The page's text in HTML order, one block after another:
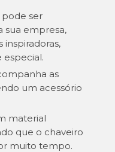
pode ser
sua empresa,
inspiradoras,
as
um acessório
material
que o chaveiro
muito tempo.